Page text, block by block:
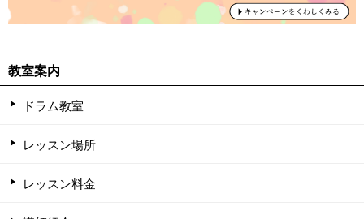
教室案内
ドラム教室
レッスン場所
レッスン料金